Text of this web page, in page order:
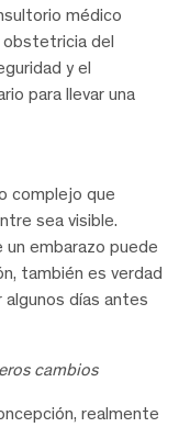
médico
obstetricia del
y el
para llevar una
complejo que
sea visible.
un embarazo puede
también es verdad
días antes
cambios
realmente